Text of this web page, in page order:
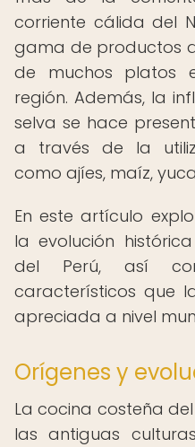
corriente cálida del
gama de productos
de muchos platos
región. Además, la
selva se hace
a través de la
como ajíes, maíz,
En este artículo
la evolución
del Perú, así
característicos que
apreciada a nivel
Orígenes y
La cocina costeña
las antiguas